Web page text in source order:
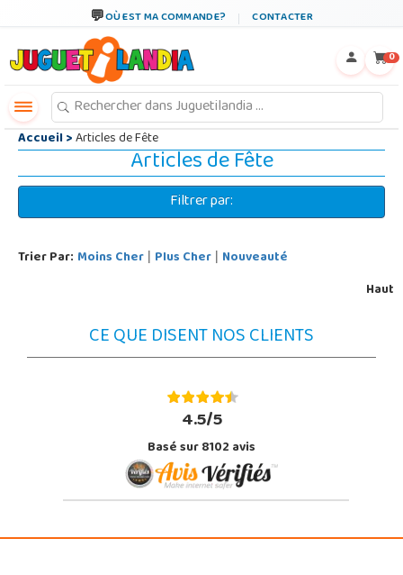
OÙ EST MA COMMANDE? CONTACTER
0
Accueil>Articles de Fête
Articles de Fête
Filtrer par:
Trier Par: Moins Cher | Plus Cher | Nouveauté
Haut
CE QUE DISENT NOS CLIENTS
4.5/5
Basé sur 8102 avis